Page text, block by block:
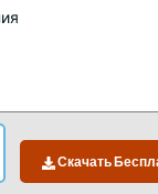
Скачать
регион